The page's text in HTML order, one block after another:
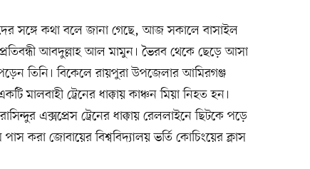
সঙ্গে কথা বলে জানা গেছে, আজ সকালে বাসাইল
আবদুল্লাহ আল মামুন। ভৈরব থেকে ছেড়ে আসা
পড়েন তিনি। বিকেলে রায়পুরা উপজেলার আমিরগঞ্জ
মালবাহী ট্রেনের ধাক্কায় কাঞ্চন মিয়া নিহত হন।
এক্সপ্রেস ট্রেনের ধাক্কায় রেললাইনে ছিটকে পড়ে
করা জোবায়ের বিশ্ববিদ্যালয় ভর্তি কোচিংয়ের ক্লাস